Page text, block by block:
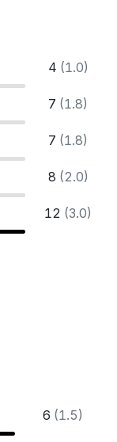
4 (1.0)
7 (1.8)
7 (1.8)
8 (2.0)
12 (3.0)
6 (1.5)